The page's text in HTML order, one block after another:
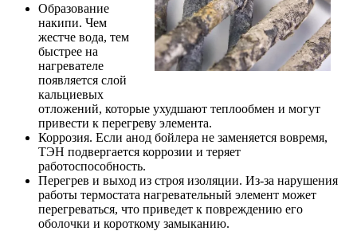
Образование
накипи. Чем
жестче вода, тем
быстрее на
нагревателе
появляется слой
кальциевых
отложений, которые ухудшают теплообмен и могут
привести к перегреву элемента.
Коррозия. Если анод бойлера не заменяется вовремя,
ТЭН подвергается коррозии и теряет
работоспособность.
Перегрев и выход из строя изоляции. Из-за нарушения
работы термостата нагревательный элемент может
перегреваться, что приведет к повреждению его
оболочки и короткому замыканию.